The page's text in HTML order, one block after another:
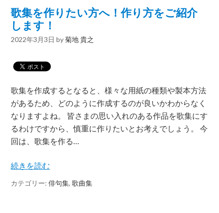
歌集を作りたい方へ！作り方をご紹介
します！
2022年3月3日 by菊地 貴之
歌集を作成するとなると、様々な用紙の種類や製本方法
があるため、どのように作成するのが良いかわからなく
なりますよね。 皆さまの思い入れのある作品を歌集にす
るわけですから、慎重に作りたいとお考えでしょう。 今
回は、歌集を作る…
続きを読む
カテゴリー:俳句集,歌曲集